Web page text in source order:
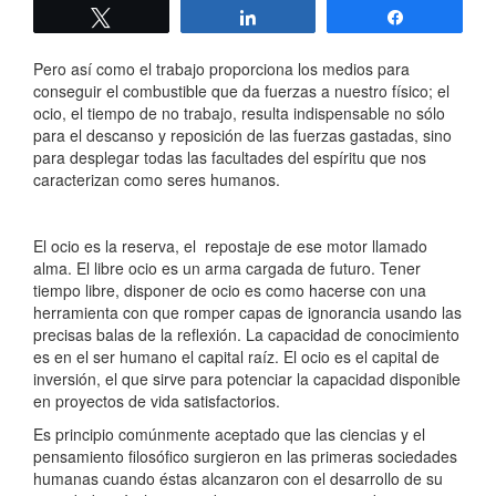
Pero así como el trabajo proporciona los medios para
conseguir el combustible que da fuerzas a nuestro físico; el
ocio, el tiempo de no trabajo, resulta indispensable no sólo
para el descanso y reposición de las fuerzas gastadas, sino
para desplegar todas las facultades del espíritu que nos
caracterizan como seres humanos.
El ocio es la reserva, el repostaje de ese motor llamado
alma. El libre ocio es un arma cargada de futuro. Tener
tiempo libre, disponer de ocio es como hacerse con una
herramienta con que romper capas de ignorancia usando las
precisas balas de la reflexión. La capacidad de conocimiento
es en el ser humano el capital raíz. El ocio es el capital de
inversión, el que sirve para potenciar la capacidad disponible
en proyectos de vida satisfactorios.
Es principio comúnmente aceptado que las ciencias y el
pensamiento filosófico surgieron en las primeras sociedades
humanas cuando éstas alcanzaron con el desarrollo de su